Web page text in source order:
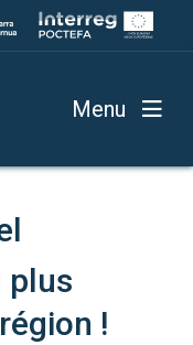
Menu
plus
!